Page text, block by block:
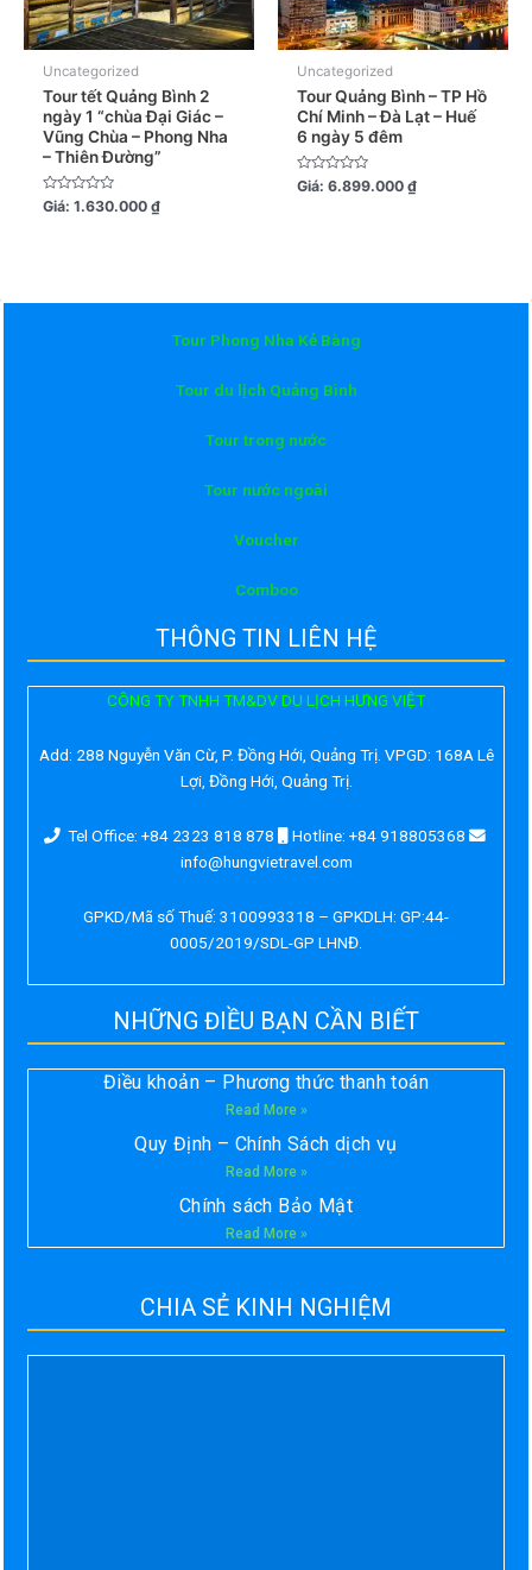
Uncategorized
Tour tết Quảng Bình 2
ngày 1 “chùa Đại Giác –
Vũng Chùa – Phong Nha
– Thiên Đường”
Được
xếp
Giá: 1.630.000₫
Uncategorized
Tour Quảng Bình – TP Hồ
Chí Minh – Đà Lạt – Huế
6 ngày 5 đêm
Được
xếp
Giá: 6.899.000₫
Tour Phong Nha Kẻ Bàng
Tour du lịch Quảng Bình
Tour trong nước
Tour nước ngoài
Voucher
Comboo
THÔNG TIN LIÊN HỆ
CÔNG TY TNHH TM&DV DU LỊCH HƯNG VIỆT
Add: 288 Nguyễn Văn Cừ, P. Đồng Hới, Quảng Trị. VPGD: 168A Lê
Lợi, Đồng Hới, Quảng Trị.
Tel Office: +84 2323 818 878
Hotline: +84 918805368
info@hungvietravel.com
GPKD/Mã số Thuế: 3100993318 – GPKDLH: GP:44-
0005/2019/SDL-GP LHNĐ.
NHỮNG ĐIỀU BẠN CẦN BIẾT
Điều khoản – Phương thức thanh toán
Read More »
Quy Định – Chính Sách dịch vụ
Read More »
Chính sách Bảo Mật
Read More »
CHIA SẺ KINH NGHIỆM